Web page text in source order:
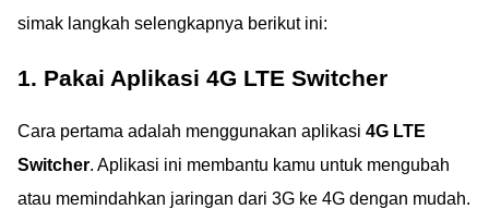
simak langkah selengkapnya berikut ini:
1. Pakai Aplikasi 4G LTE Switcher
Cara pertama adalah menggunakan aplikasi 4G LTE
Switcher. Aplikasi ini membantu kamu untuk mengubah
atau memindahkan jaringan dari 3G ke 4G dengan mudah.